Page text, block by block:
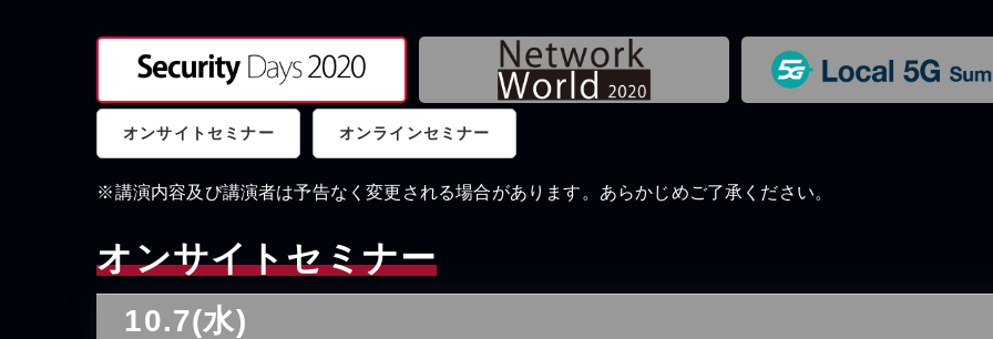
オンサイトセミナー オンラインセミナー
※講演内容及び講演者は予告なく変更される場合があります。あらかじめご了承ください。
オンサイトセミナー
10.7(水)